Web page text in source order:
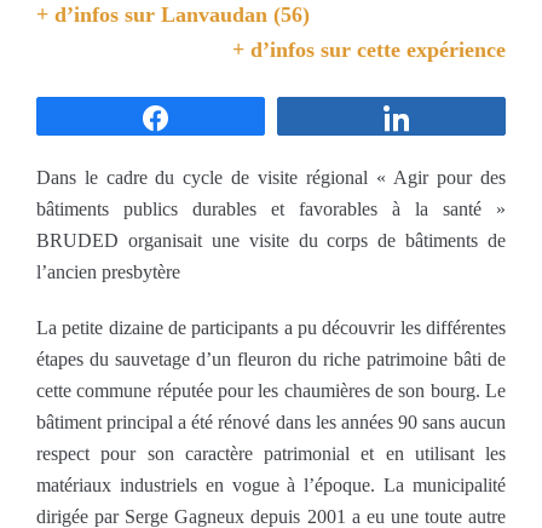
+ d’infos sur Lanvaudan (56)
+ d’infos sur cette expérience
Dans le cadre du cycle de visite régional « Agir pour des
bâtiments publics durables et favorables à la santé »
BRUDED organisait une visite du corps de bâtiments de
l’ancien presbytère
La petite dizaine de participants a pu découvrir les différentes
étapes du sauvetage d’un fleuron du riche patrimoine bâti de
cette commune réputée pour les chaumières de son bourg. Le
bâtiment principal a été rénové dans les années 90 sans aucun
respect pour son caractère patrimonial et en utilisant les
matériaux industriels en vogue à l’époque. La municipalité
dirigée par Serge Gagneux depuis 2001 a eu une toute autre